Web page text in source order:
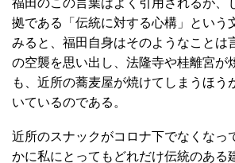
福田のこの言葉はよく引用されるが、
拠である「伝統に対する心構」という
みると、福田自身はそのようなことは
の空襲を思い出し、法隆寺や桂離宮が
も、近所の蕎麦屋が焼けてしまうほう
いているのである。
近所のスナックがコロナ下でなくなっ
かに私にとってもどれだけ伝統のある